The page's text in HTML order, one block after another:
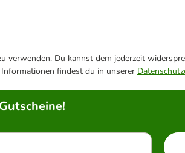
Du kannst dem jederzeit
findest du in unserer